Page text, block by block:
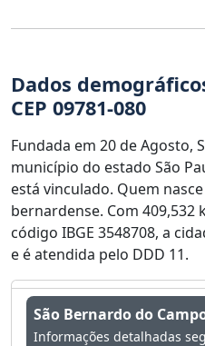
Dados
CEP 09781-080
Fundada em 20 de Agosto,
município do estado São
está vinculado. Quem
bernardense. Com
código IBGE 3548708, a
e é atendida pelo DDD 11.
São Bernardo do
Informações detalhadas